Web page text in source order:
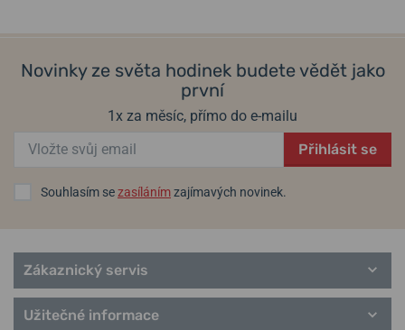
Novinky ze světa hodinek budete vědět jako
první
1x za měsíc, přímo do e-mailu
Přihlásit se
Souhlasím sezasílánímzajímavých novinek.
Zákaznický servis
Užitečné informace